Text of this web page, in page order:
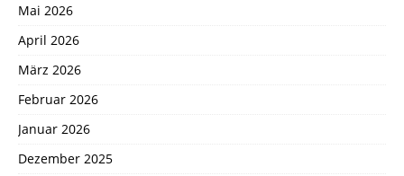
Mai 2026
April 2026
März 2026
Februar 2026
Januar 2026
Dezember 2025